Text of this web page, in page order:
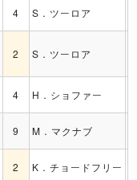
4 S．ツーロア
2 S．ツーロア
4 H．ショファー
9 M．マクナブ
2 K．チョードフリー